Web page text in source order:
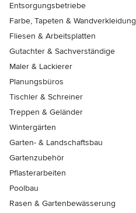
Entsorgungsbetriebe
Farbe, Tapeten & Wandverkleidung
Fliesen & Arbeitsplatten
Gutachter & Sachverständige
Maler & Lackierer
Planungsbüros
Tischler & Schreiner
Treppen & Geländer
Wintergärten
Garten- & Landschaftsbau
Gartenzubehör
Pflasterarbeiten
Poolbau
Rasen & Gartenbewässerung